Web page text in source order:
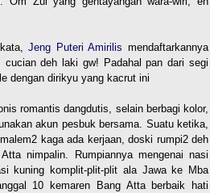
kata,Jeng Puteri Amirilis mendaftarkannya
deh laki gw! Padahal pan dari segi
dengan dirikyu yang kacrut ini
romantis dangdutis, selain berbagi kolor,
akun pesbuk bersama. Suatu ketika,
kaga ada kerjaan, doski rumpi2 deh
nimpalin. Rumpiannya mengenai nasi
kuning komplit-plit-plit ala Jawa ke Mba
10 kemaren Bang Atta berbaik hati